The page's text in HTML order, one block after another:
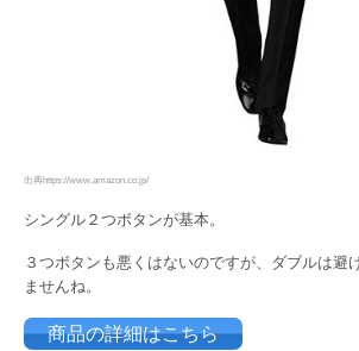
出典https://www.amazon.co.jp/
シングル２つボタンが基本。
３つボタンも悪くはないのですが、ダブルは避
ませんね。
商品の詳細はこちら